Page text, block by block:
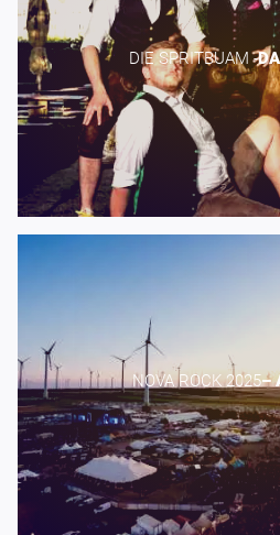
DIE SPRITBUAM -​
NOVA ROCK 2025​–